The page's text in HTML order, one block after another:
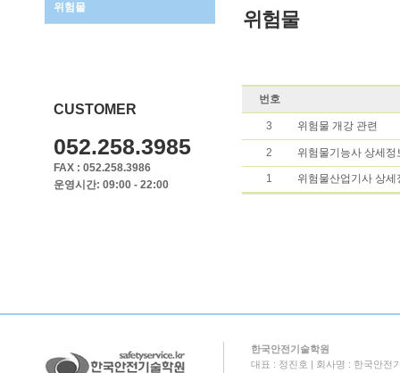
위험물
CUSTOMER
052.258.3985
FAX : 052.258.3986
운영시간: 09:00 - 22:00
위험물
번호
3 위험물 개강 관련
2 위험물기능사 상세정
1 위험물산업기사 상세
한국안전기술학원
대표 : 정진호 | 회사명 : 한국안전